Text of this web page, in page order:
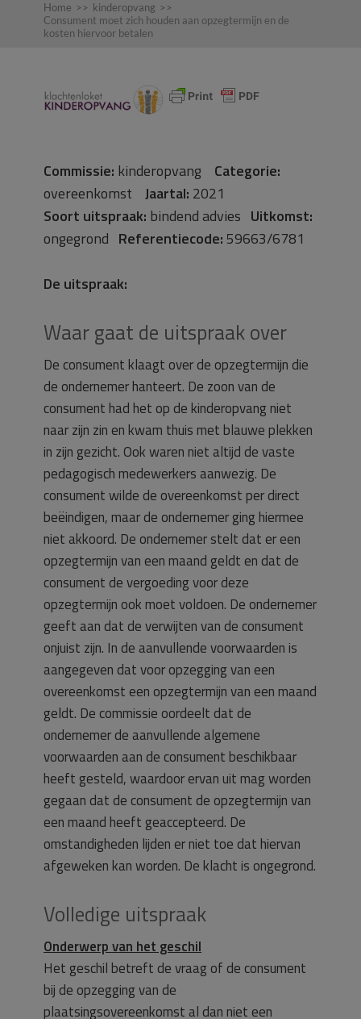
Home >> kinderopvang >>
Consument moet zich houden aan opzegtermijn en de
kosten hiervoor betalen
Commissie: kinderopvang Categorie:
overeenkomst Jaartal: 2021
Soort uitspraak: bindend advies Uitkomst:
ongegrond Referentiecode: 59663/6781
De uitspraak:
Waar gaat de uitspraak over
De consument klaagt over de opzegtermijn die
de ondernemer hanteert. De zoon van de
consument had het op de kinderopvang niet
naar zijn zin en kwam thuis met blauwe plekken
in zijn gezicht. Ook waren niet altijd de vaste
pedagogisch medewerkers aanwezig. De
consument wilde de overeenkomst per direct
beëindigen, maar de ondernemer ging hiermee
niet akkoord. De ondernemer stelt dat er een
opzegtermijn van een maand geldt en dat de
consument de vergoeding voor deze
opzegtermijn ook moet voldoen. De ondernemer
geeft aan dat de verwijten van de consument
onjuist zijn. In de aanvullende voorwaarden is
aangegeven dat voor opzegging van een
overeenkomst een opzegtermijn van een maand
geldt. De commissie oordeelt dat de
ondernemer de aanvullende algemene
voorwaarden aan de consument beschikbaar
heeft gesteld, waardoor ervan uit mag worden
gegaan dat de consument de opzegtermijn van
een maand heeft geaccepteerd. De
omstandigheden lijden er niet toe dat hiervan
afgeweken kan worden. De klacht is ongegrond.
Volledige uitspraak
Onderwerp van het geschil
Het geschil betreft de vraag of de consument
bij de opzegging van de
plaatsingsovereenkomst al dan niet een